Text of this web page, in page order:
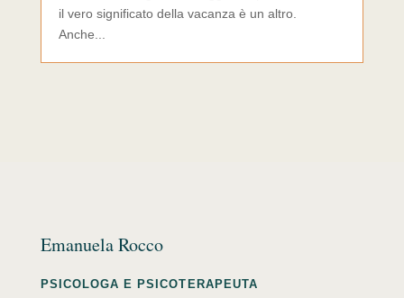
il vero significato della vacanza è un altro.
Anche...
Emanuela Rocco
PSICOLOGA E PSICOTERAPEUTA